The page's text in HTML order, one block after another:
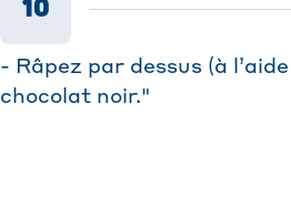
10
- Râpez par dessus (à
chocolat noir."